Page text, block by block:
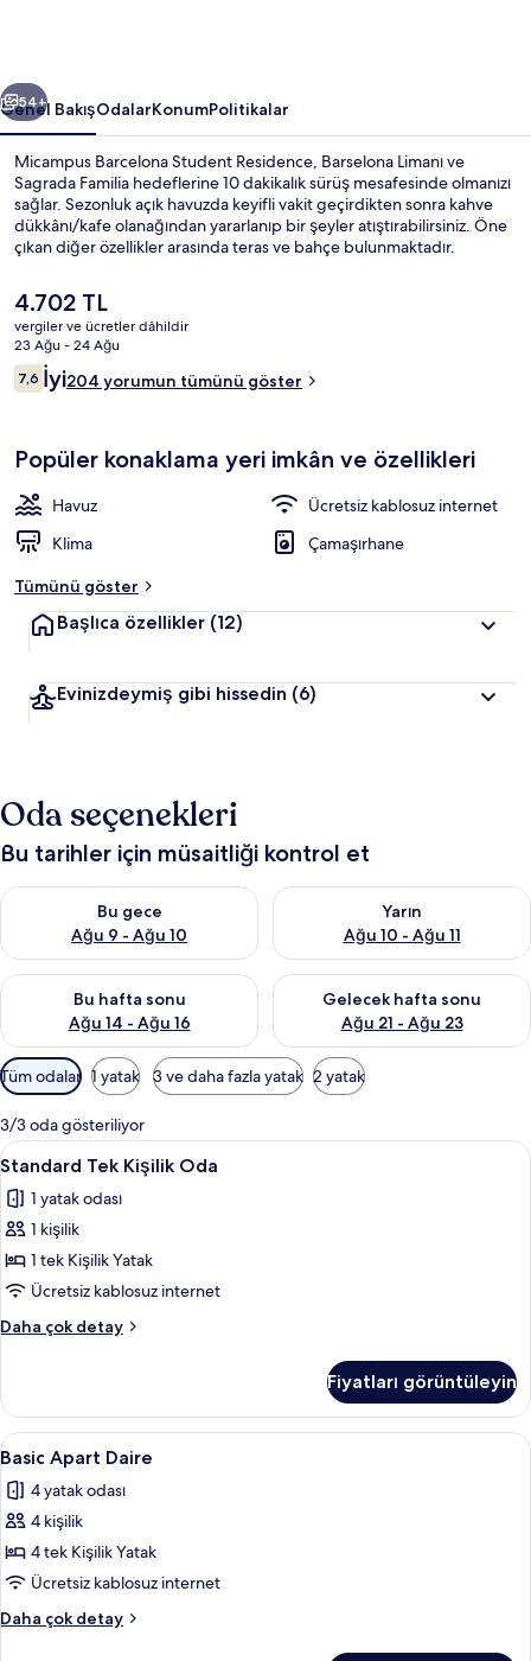
Sonraki
54+
Genel BakışOdalarKonumPolitikalar
Micampus Barcelona Student Residence, Barselona Limanı ve
Sagrada Familia hedeflerine 10 dakikalık sürüş mesafesinde olmanızı
sağlar. Sezonluk açık havuzda keyifli vakit geçirdikten sonra kahve
dükkânı/kafe olanağından yararlanıp bir şeyler atıştırabilirsiniz. Öne
çıkan diğer özellikler arasında teras ve bahçe bulunmaktadır.
toplu taşımaya yakındır, Besòs Mar İstasyonu 6 dakikalık ve El
Maresme - Fòrum İstasyonu 7 dakikalık yürüme mesafesindedir.
Şu
anki
fiyat
4.702 TL
4.702 TL
vergiler ve ücretler dâhildir
23 Ağu - 24 Ağu
Yorumlar
7,67,6/10
İyi204 yorumun tümünü göster
Popüler konaklama yeri imkân ve özellikleri
Havuz
Ücretsiz kablosuz internet
Klima
Çamaşırhane
Tümünü göster
Başlıca özellikler (12)
Evinizdeymiş gibi hissedin (6)
Oda seçenekleri
Bu tarihler için müsaitliği kontrol et
Bu gece
Ağu 9 - Ağu 10
Bu gece için müsaitliği kontrol et Ağu 9 - Ağu 10
Yarın
Ağu 10 - Ağu 11
Yarın için müsaitliği kontrol et
Bu hafta sonu
Ağu 14 - Ağu 16
Bu hafta sonu için müsaitliği kontrol et Ağu 14 - Ağu 16
Gelecek hafta sonu
Ağu 21 - Ağu 23
Önümüzdeki hafta sonu için
Odalar
için
mevcut
filtreler
Tüm odalar 1 yatak 3 ve daha fazla yatak 2 yatak
3/3 oda gösteriliyor
Standard
Tek
Kişilik
Oda
için
tüm
fotoğrafları
görün
Kuştüyü yorgan, masa, dizüstü
15
Standard Tek Kişilik Oda
1 yatak odası
1 kişilik
1 tek Kişilik Yatak
Ücretsiz kablosuz internet
Daha çok detay
Standard
hakkında
daha
fazla
Fiyatları görüntüleyin
Basic
Apart
Daire
için
tüm
fotoğrafları
görün
Kuştüyü yorgan, masa, dizüstü
4
Basic Apart Daire
4 yatak odası
4 kişilik
4 tek Kişilik Yatak
Ücretsiz kablosuz internet
Daha çok detay
Basic